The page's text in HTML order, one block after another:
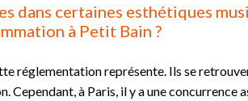
dans certaines esthétiques
à Petit Bain ?
réglementation représente. Ils se
Cependant, à Paris, il y a une concurrence